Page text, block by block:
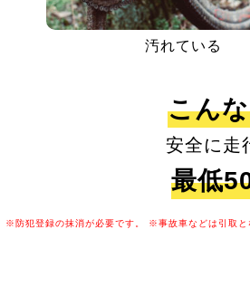
汚れている
こん
安全に走
最低
※防犯登録の抹消が必要です。 ※事故車などは引取と